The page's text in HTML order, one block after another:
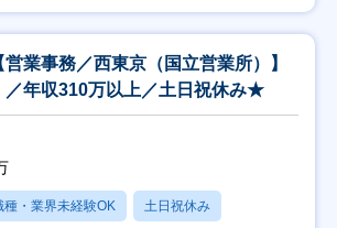
業事務／西東京（国立営業所）】
年収310万以上／土日祝休み★
種・業界未経験OK 土日祝休み